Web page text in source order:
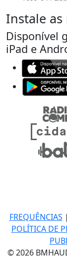
Instale as
Disponível
iPad e
FREQUÊNCIAS |
POLÍTICA DE
© 2026